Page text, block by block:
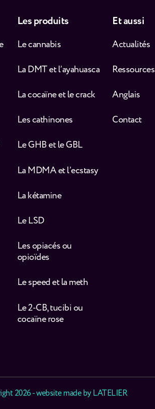
Les produits
Le cannabis
La DMT et l’ayahuasca
La cocaïne et le crack
Les cathinones
Le GHB et le GBL
La MDMA et l’ecstasy
La kétamine
Le LSD
Les opiacés ou
opioïdes
Le speed et la meth
Le 2-CB, tucibi ou
cocaïne rose
Et aussi
Actualités
Ressources
Anglais
Contact
2026 - website made byLATELIER